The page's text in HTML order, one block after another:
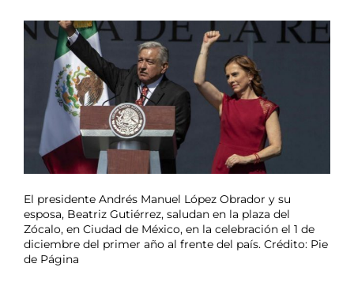
El presidente Andrés Manuel López Obrador y su
esposa, Beatriz Gutiérrez, saludan en la plaza del
Zócalo, en Ciudad de México, en la celebración el 1 de
diciembre del primer año al frente del país. Crédito: Pie
de Página